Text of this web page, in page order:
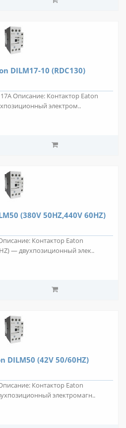
DILM17-10 (RDC130)
Описание: Контактор Eaton
электром..
(380V 50HZ,440V 60HZ)
Контактор Eaton
— двухпозиционный элек..
DILM50 (42V 50/60HZ)
Контактор Eaton
электромагн..